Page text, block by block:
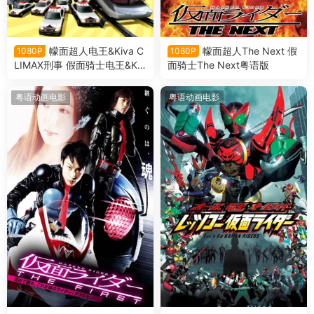
1080P
幪面超人电王&Kiva C
LIMAX刑事 假面骑士电王&Kiv
1080P
幪面超人The Next 假
面骑士The Next粤语版
粤语动画电影 粤语动画电影